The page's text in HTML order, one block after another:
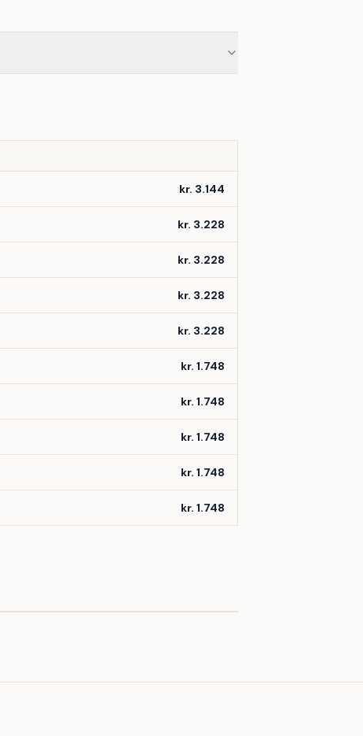
kr. 3.144
kr. 3.228
kr. 3.228
kr. 3.228
kr. 3.228
kr. 1.748
kr. 1.748
kr. 1.748
kr. 1.748
kr. 1.748